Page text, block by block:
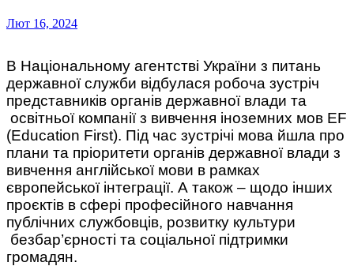
Лют 16, 2024
В Національному агентстві України з питань
державної служби відбулася робоча зустріч
представників органів державної влади та
освітньої компанії з вивчення іноземних мов EF
(Education First). Під час зустрічі мова йшла про
плани та пріоритети органів державної влади з
вивчення англійської мови в рамках
європейської інтеграції. А також – щодо інших
проєктів в сфері професійного навчання
публічних службовців, розвитку культури
безбар’єрності та соціальної підтримки
громадян.